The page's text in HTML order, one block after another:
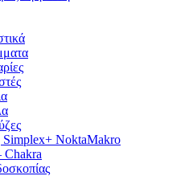
Simplex+ NoktaMakro
Chakra